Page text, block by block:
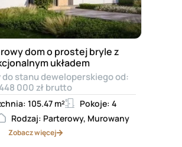
dom o prostej bryle z
układem
do stanu deweloperskiego od:
448 000 zł brutto
105.47 m²
Pokoje: 4
Rodzaj: Parterowy, Murowany
Zobacz więcej